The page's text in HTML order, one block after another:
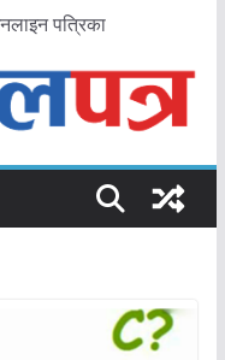
पत्रिका